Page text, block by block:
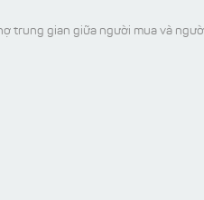
trung gian giữa người mua và